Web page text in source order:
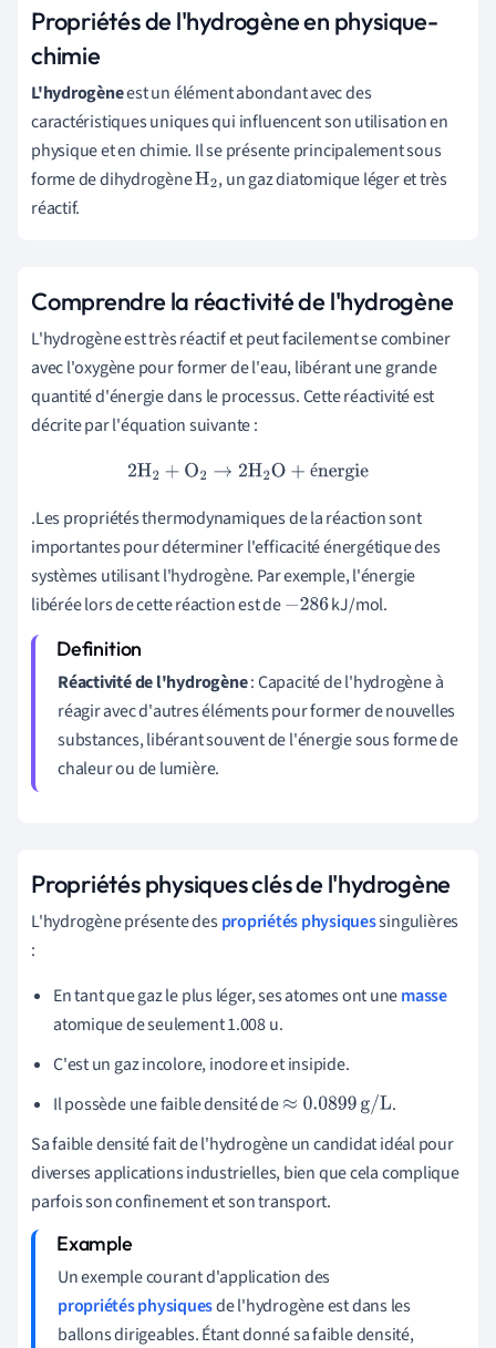
Propriétés de l'hydrogène en physique-
chimie
L'hydrogèneest un élément abondant avec des
caractéristiques uniques qui influencent son utilisation en
physique et en chimie. Il se présente principalement sous
forme de dihydrogèneH2, un gaz diatomique léger et très
réactif.
Comprendre la réactivité de l'hydrogène
L'hydrogène est très réactif et peut facilement se combiner
avec l'oxygène pour former de l'eau, libérant une grande
quantité d'énergie dans le processus. Cette réactivité est
décrite par l'équation suivante :
é
2H 2+O 2→2 H2O+énergie
.Les propriétés thermodynamiques de la réaction sont
importantes pour déterminer l'efficacité énergétique des
systèmes utilisant l'hydrogène. Par exemple, l'énergie
libérée lors de cette réaction est de−286 kJ/mol.
Réactivité de l'hydrogène: Capacité de l'hydrogène à
réagir avec d'autres éléments pour former de nouvelles
substances, libérant souvent de l'énergie sous forme de
chaleur ou de lumière.
Propriétés physiques clés de l'hydrogène
L'hydrogène présente despropriétés physiquessingulières
:
En tant que gaz le plus léger, ses atomes ont unemasse
atomique de seulement 1.008 u.
C'est un gaz incolore, inodore et insipide.
Il possède une faible densité de≈0.0899g/L
.
Sa faible densité fait de l'hydrogène un candidat idéal pour
diverses applications industrielles, bien que cela complique
parfois son confinement et son transport.
Un exemple courant d'application des
propriétés physiquesde l'hydrogène est dans les
ballons dirigeables. Étant donné sa faible densité,